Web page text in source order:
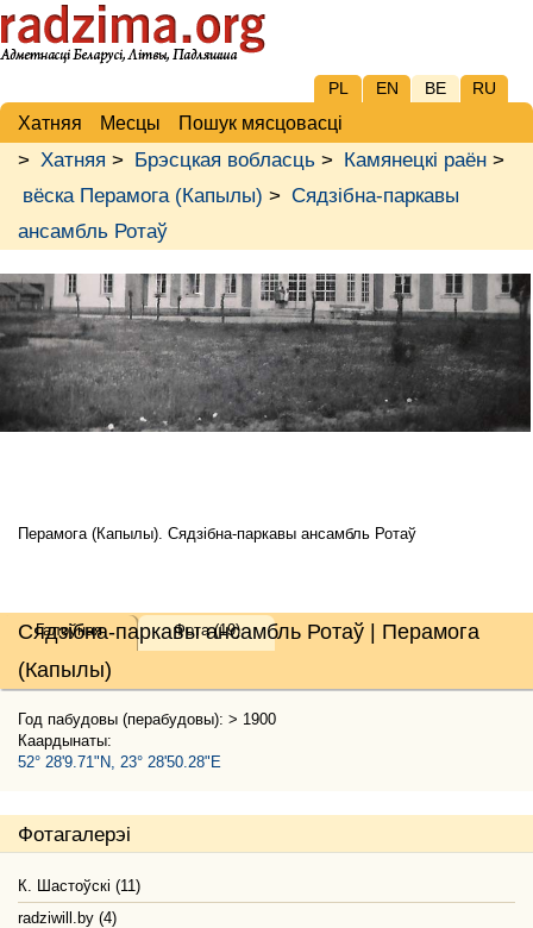
PL EN BE RU
Хатняя Месцы Пошук мясцовасці
> Хатняя > Брэсцкая вобласць > Камянецкі раён >
вёска Перамога (Капылы) > Сядзібна-паркавы
ансамбль Ротаў
Перамога (Капылы). Сядзібна-паркавы ансамбль Ротаў
Сядзібна-паркавы ансамбль Ротаў | Перамога
(Капылы)
Галоўная Фота (19)
Год пабудовы (перабудовы): > 1900
Каардынаты:
52° 28'9.71"N, 23° 28'50.28"E
Фотагалерэі
К. Шастоўскі (11)
radziwill.by (4)